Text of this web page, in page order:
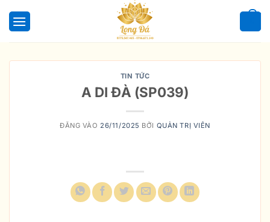
qua
TIN TỨC
A DI ĐÀ (SP039)
ĐĂNG VÀO 26/11/2025 BỞI QUẢN TRỊ VIÊN